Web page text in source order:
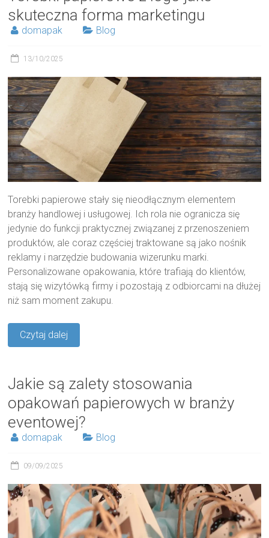
skuteczna forma marketingu
domapak Blog
13/10/2025
Torebki papierowe stały się nieodłącznym elementem
branży handlowej i usługowej. Ich rola nie ogranicza się
jedynie do funkcji praktycznej związanej z przenoszeniem
produktów, ale coraz częściej traktowane są jako nośnik
reklamy i narzędzie budowania wizerunku marki.
Personalizowane opakowania, które trafiają do klientów,
stają się wizytówką firmy i pozostają z odbiorcami na dłużej
niż sam moment zakupu.
Czytaj dalej
Jakie są zalety stosowania
opakowań papierowych w branży
eventowej?
domapak Blog
09/09/2025